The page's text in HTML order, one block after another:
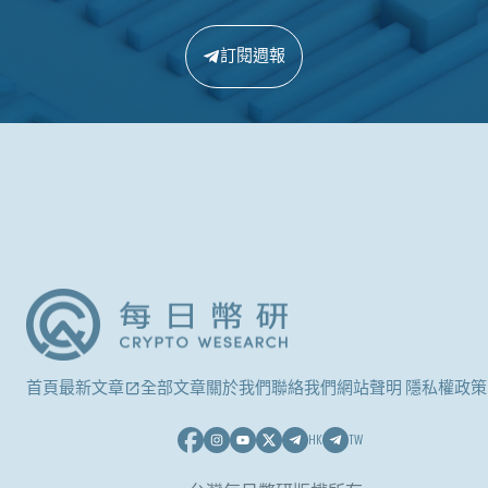
訂閱週報
首頁最新文章 全部文章關於我們聯絡我們網站聲明 隱私權政策
HK TW